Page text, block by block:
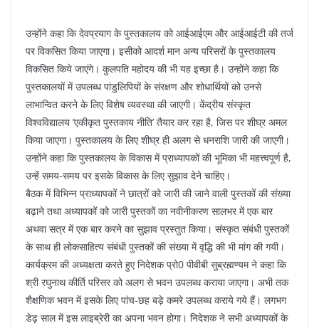
उन्होंने कहा कि देवप्रयाग के पुस्तकालय को आईआईएम और आईआईटी की तर्ज
पर विकसित किया जाएगा। इसीको आदर्श मान अन्य परिसरों के पुस्तकालय
विकसित किये जाएंगे। कुलपति महोदय की भी यह इच्छा है। उन्होंने कहा कि
पुस्तकालयों में उपलब्ध पांडुलिपियों के संरक्षण और शोधार्थियों को उनसे
लाभान्वित करने के लिए विशेष व्यवस्था की जाएगी। केंद्रीय संस्कृत
विश्वविद्यालय ’एकीकृत पुस्तकाय नीति’ तैयार कर रहा है, जिस पर शीघ्र अमल
किया जाएगा। पुस्तकालय के लिए शीघ्र ही अलग से धनराशि जारी की जाएगी।
उन्होंने कहा कि पुस्तकालय के विकास में प्राध्यापकों की भूमिका भी महत्त्वपूर्ण है,
उन्हें समय-समय पर इसके विकास के लिए सुझाव देने चाहिए।
बैठक में विभिन्न प्राध्यापकों ने छात्रों को जारी की जाने वाली पुस्तकों की संख्या
बढ़ाने तथा अध्यापकों को जारी पुस्तकों का नवीनीकरण सालभर में एक बार
अथवा सत्र में एक बार करने का सुझाव प्रस्तुत किया। संस्कृत संबंधी पुस्तकों
के साथ ही लोकसाहित्य संबंधी पुस्तकों की संख्या में वृद्धि की भी मांग की गयी।
कार्यक्रम की अध्यक्षता करते हुए निदेशक प्रो0 पीवीबी सुब्रह्मण्यम ने कहा कि
श्री रघुनाथ कीर्ति परिसर को अलग से भवन उपलब्ध कराया जाएगा। अभी तक
शैक्षणिक भवन में इसके लिए पांच-छह बड़े कमरे उपलब्ध कराये गये हैं। लगभग
डेढ़ साल में इस लाइब्रेरी का अपना भवन होगा। निदेशक ने सभी अध्यापकों के